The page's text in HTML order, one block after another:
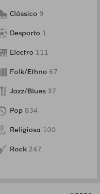
Clássico 9
Desporto 1
Electro 111
Folk/Ethno 67
Jazz/Blues 37
Pop 834
Religiosa 100
Rock 247